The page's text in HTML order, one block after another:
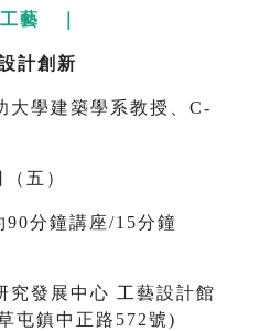
藝 ｜
計創新
大學建築學系教授、C-
五）
分鐘講座/15分鐘
發展中心 工藝設計館
屯鎮中正路572號)